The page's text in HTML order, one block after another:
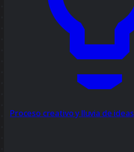
Proceso creativo y lluvia de ideas